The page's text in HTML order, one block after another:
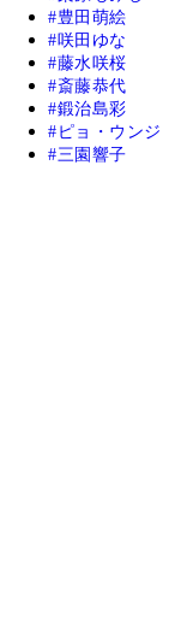
豊田萌絵
咲田ゆな
藤水咲桜
斎藤恭代
鍛治島彩
ピョ・ウンジ
三園響子